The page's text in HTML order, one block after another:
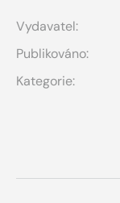
Vydavatel:
Publikováno:
Kategorie: